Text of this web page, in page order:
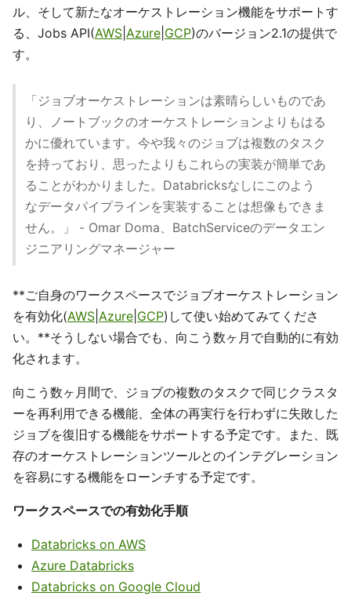
ル、そして新たなオーケストレーション機能をサポートす
る、Jobs API(AWS Azure GCP)のバージョン2.1の提供で
す。
「ジョブオーケストレーションは素晴らしいものであ
り、ノートブックのオーケストレーションよりもはる
かに優れています。今や我々のジョブは複数のタスク
を持っており、思ったよりもこれらの実装が簡単であ
ることがわかりました。Databricksなしにこのよう
なデータパイプラインを実装することは想像もできま
せん。」 - Omar Doma、BatchServiceのデータエン
ジニアリングマネージャー
**ご自身のワークスペースでジョブオーケストレーション
を有効化(AWS Azure GCP)して使い始めてみてくださ
い。**そうしない場合でも、向こう数ヶ月で自動的に有効
化されます。
向こう数ヶ月間で、ジョブの複数のタスクで同じクラスタ
ーを再利用できる機能、全体の再実行を行わずに失敗した
ジョブを復旧する機能をサポートする予定です。また、既
存のオーケストレーションツールとのインテグレーション
を容易にする機能をローンチする予定です。
ワークスペースでの有効化手順
Databricks on AWS
Azure Databricks
Databricks on Google Cloud